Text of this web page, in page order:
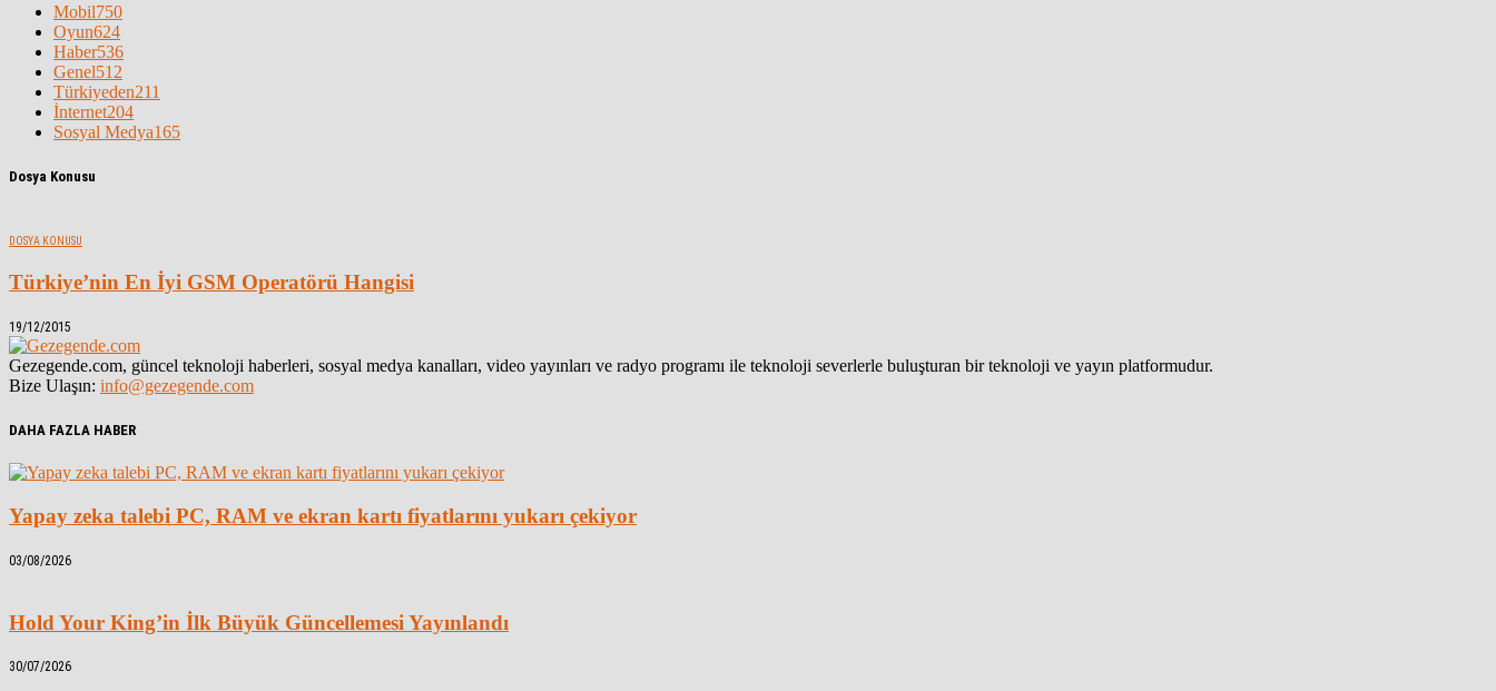
Mobil750
Oyun624
Haber536
Genel512
Türkiyeden211
İnternet204
Sosyal Medya165
Dosya Konusu
DOSYA KONUSU
Türkiye’nin En İyi GSM Operatörü Hangisi
19/12/2015
Gezegende.com, güncel teknoloji haberleri, sosyal medya kanalları, video yayınları ve radyo programı ile teknoloji severlerle buluşturan bir teknoloji ve yayın platformudur.
Bize Ulaşın: info@gezegende.com
DAHA FAZLA HABER
Yapay zeka talebi PC, RAM ve ekran kartı fiyatlarını yukarı çekiyor
03/08/2026
Hold Your King’in İlk Büyük Güncellemesi Yayınlandı
30/07/2026